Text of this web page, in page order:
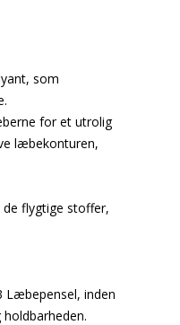
som
for et utrolig
læbekonturen,
flygtige stoffer,
Læbepensel, inden